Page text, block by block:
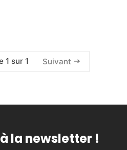
1 sur 1 Suivant
la newsletter !